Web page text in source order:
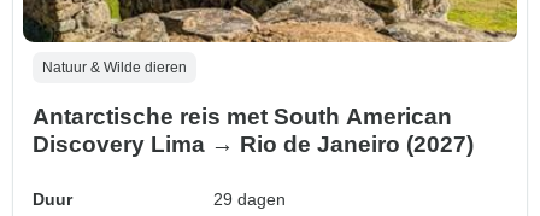
Natuur & Wilde dieren
Antarctische reis met South American
Discovery Lima → Rio de Janeiro (2027)
Duur
29 dagen